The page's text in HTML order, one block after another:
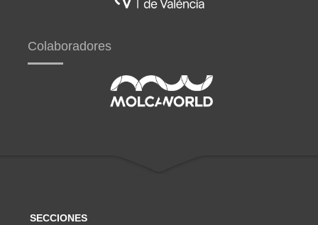
Colaboradores
SECCIONES